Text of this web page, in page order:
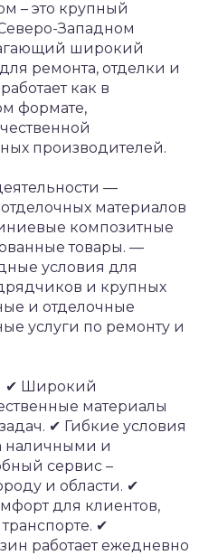
– это крупный
Западном
широкий
ремонта, отделки и
как в
формате,
производителей.
—
материалов
композитные
товары. —
условия для
и крупных
и отделочные
услуги по ремонту и
✔ Широкий
материалы
✔ Гибкие условия
наличными и
сервис –
и области. ✔
для клиентов,
✔
работает ежедневно